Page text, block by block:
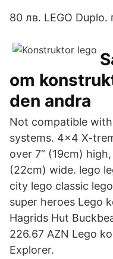
80 лв. LEGO Duplo.
om
den andra
Not compatible
systems. 4x4 X-
over 7” (19cm)
(22cm) wide. lego
city lego classic
super heroes Lego
Hagrids Hut
226.67 AZN Lego
Explorer.